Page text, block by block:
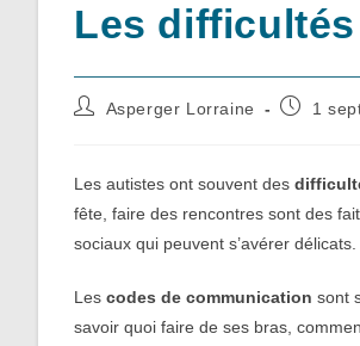
Les
Auteur/autrice
Asperger Lorraine 1
Les autistes ont souvent des
fête, faire des rencontres sont des
sociaux qui peuvent s’avérer délicats.
Les codes de communication sont
savoir quoi faire de ses bras,